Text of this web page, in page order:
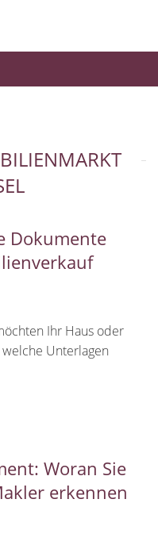
Dokumente
Ihr Haus oder
Unterlagen
Woran Sie
erkennen